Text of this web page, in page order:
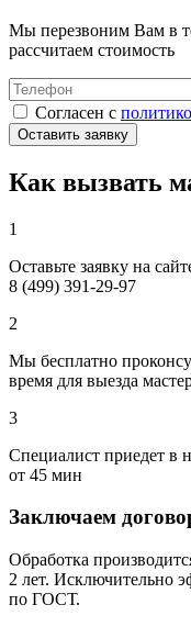
Мы перезвоним Вам в
рассчитаем стоимость
Cогласен с
Оставить заявку
Как вызвать
1
Оставьте заявку на
8 (499) 391-29-97
2
Мы бесплатно
время для выезда
3
Специалист приедет в
от 45 мин
Заключаем
Обработка
2 лет. Исключительно
по ГОСТ.